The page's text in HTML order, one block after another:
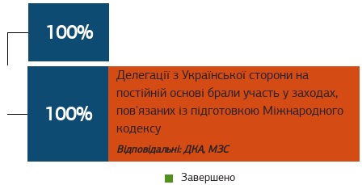
100%
100%
Делегації з Української сторони на
постійній основі брали участь у заходах,
пов'язаних із підготовкою Міжнародного
кодексу
Відповідальні: ДКА, МЗС
Завершено